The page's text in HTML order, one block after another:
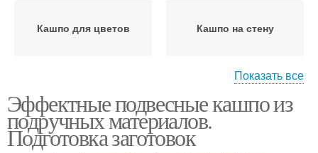
Кашпо для цветов Кашпо на стену
Подвесное кашпо Кашпо из джута
Показать все
Эффектные подвесные кашпо из
подручных материалов.
Подготовка заготовок